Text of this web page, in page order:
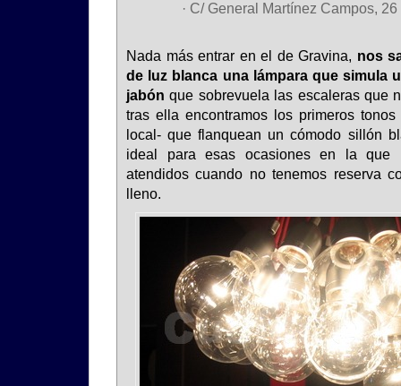
· C/ General Martínez Campos,
Nada más entrar en el de Gravina, nos
de luz blanca una lámpara que simula
jabón que sobrevuela las escaleras que
tras ella encontramos los primeros
local- que flanquean un cómodo sillón
ideal para esas ocasiones en la que
atendidos cuando no tenemos reserva
lleno.